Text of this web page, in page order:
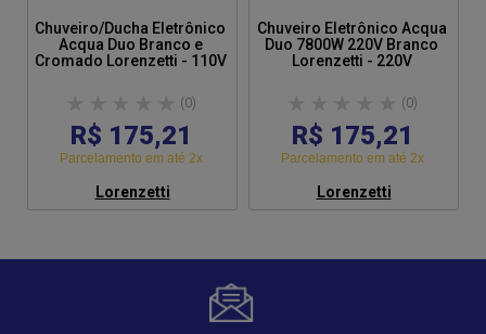
Chuveiro/Ducha Eletrônico
Acqua Duo Branco e
Cromado Lorenzetti - 110V
(0)
R$ 175,21
Parcelamento em até 2x
Lorenzetti
Chuveiro Eletrônico Acqua
Duo 7800W 220V Branco
Lorenzetti - 220V
(0)
R$ 175,21
Parcelamento em até 2x
Lorenzetti